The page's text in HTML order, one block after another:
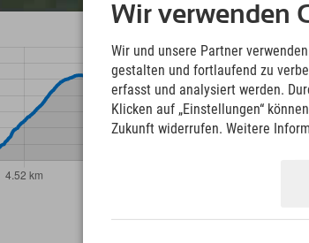
Downloads
Wir
Wir verwenden
Wir und unsere Partner
gestalten und fortlaufend zu
erfasst und analysiert werden.
Klicken auf „Einstellungen“
Zukunft widerrufen. Weitere